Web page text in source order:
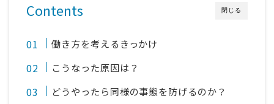
閉じる
Contents
働き方を考えるきっかけ
こうなった原因は？
どうやったら同様の事態を防げるのか？